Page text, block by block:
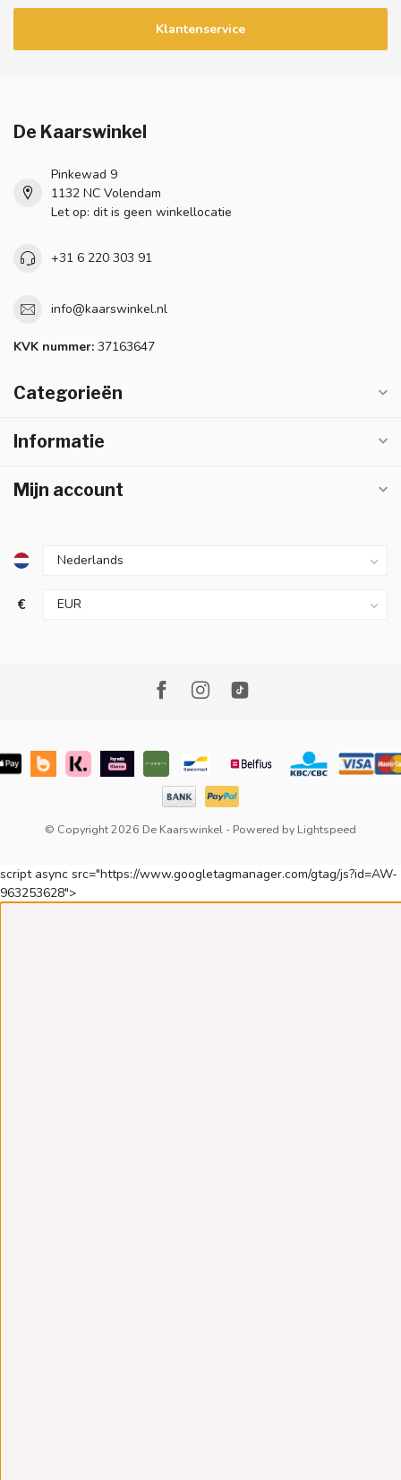
Klantenservice
De Kaarswinkel
Pinkewad 9
1132 NC Volendam
Let op: dit is geen winkellocatie
+31 6 220 303 91
info@kaarswinkel.nl
KVK nummer: 37163647
Categorieën
Informatie
Mijn account
€
© Copyright 2026 De Kaarswinkel - Powered by Lightspeed
script async src="https://www.googletagmanager.com/gtag/js?id=AW-
963253628">